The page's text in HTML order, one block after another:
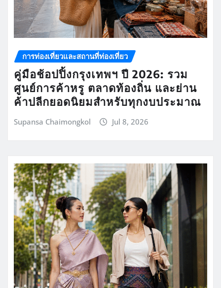
การท่องเที่ยวและสถานที่ท่องเที่ยว
คู่มือช้อปปิ้งกรุงเทพฯ ปี 2026: รวม
ศูนย์การค้าหรู ตลาดท้องถิ่น และย่าน
ค้าปลีกยอดนิยมสำหรับทุกงบประมาณ
Supansa Chaimongkol Jul 8, 2026